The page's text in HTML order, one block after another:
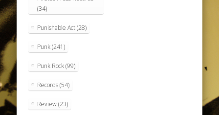
(34)
Punishable Act(28)
Punk(241)
Punk Rock(99)
Records(54)
Review(23)